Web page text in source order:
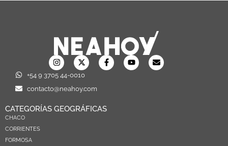
+54 9 3705 44-0010
contacto@neahoy.com
CATEGORÍAS GEOGRÁFICAS
CHACO
CORRIENTES
FORMOSA